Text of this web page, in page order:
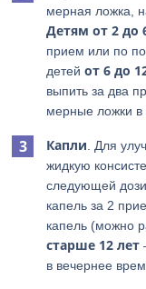
мерная ложка,
Детям от 2 до
прием или по
детейот 6 до
выпить за два
мерные ложки в
Капли . Для
жидкую
следующей
капель за 2
капель (можно
старше 12 лет
в вечернее